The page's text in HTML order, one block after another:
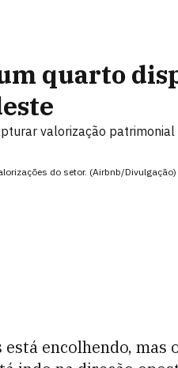
quarto
valorização
do setor. (Airbnb/Divulgação)
encolhendo, mas